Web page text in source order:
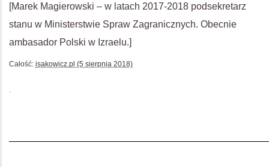
[Marek Magierowski – w latach 2017-2018 podsekretarz
stanu w Ministerstwie Spraw Zagranicznych. Obecnie
ambasador Polski w Izraelu.]
Całość: isakowicz.pl (5 sierpnia 2018)